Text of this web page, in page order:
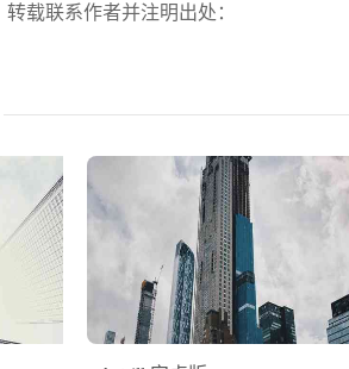
载联系作者并注明出处：